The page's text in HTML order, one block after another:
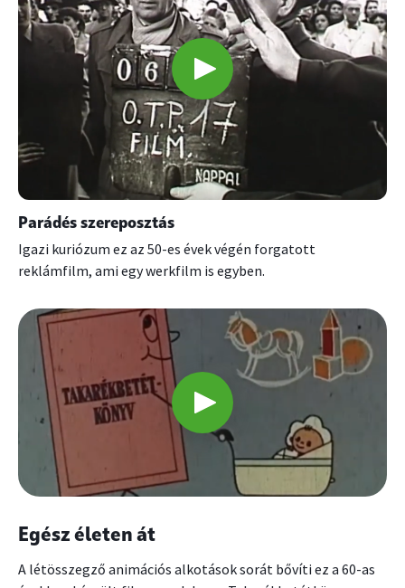
Parádés szereposztás
Igazi kuriózum ez az 50-es évek végén forgatott
reklámfilm, ami egy werkfilm is egyben.
Egész életen át
A létösszegző animációs alkotások sorát bővíti ez a 60-as